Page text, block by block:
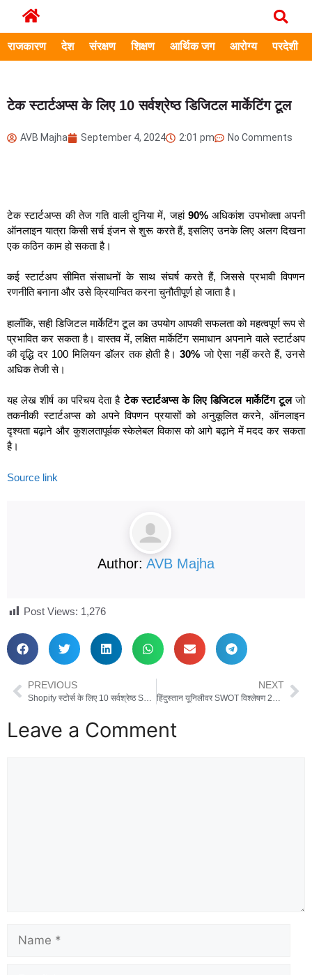
राजकारण देश संरक्षण शिक्षण आर्थिक जग आरोग्य परदेशी
टेक स्टार्टअप्स के लिए 10 सर्वश्रेष्ठ डिजिटल मार्केटिंग टूल
AVB Majha September 4, 2024 2:01 pm No Comments
टेक स्टार्टअप्स की तेज गति वाली दुनिया में, जहां 90% अधिकांश उपभोक्ता अपनी
ऑनलाइन यात्रा किसी सर्च इंजन से शुरू करते हैं, इसलिए उनके लिए अलग दिखना
एक कठिन काम हो सकता है।
कई स्टार्टअप सीमित संसाधनों के साथ संघर्ष करते हैं, जिससे प्रभावी विपणन
रणनीति बनाना और उसे क्रियान्वित करना चुनौतीपूर्ण हो जाता है।
हालाँकि, सही डिजिटल मार्केटिंग टूल का उपयोग आपकी सफलता को महत्वपूर्ण रूप से
प्रभावित कर सकता है। वास्तव में, लक्षित मार्केटिंग समाधान अपनाने वाले स्टार्टअप
की वृद्धि दर 100 मिलियन डॉलर तक होती है।30% जो ऐसा नहीं करते हैं, उनसे
अधिक तेजी से।
यह लेख शीर्ष का परिचय देता हैटेक स्टार्टअप्स के लिए डिजिटल मार्केटिंग टूलजो
तकनीकी स्टार्टअप्स को अपने विपणन प्रयासों को अनुकूलित करने, ऑनलाइन
दृश्यता बढ़ाने और कुशलतापूर्वक स्केलेबल विकास को आगे बढ़ाने में मदद कर सकता
है।
Source link
Author: AVB Majha
Post Views: 1,276
PREVIOUS NEXT
Leave a Comment